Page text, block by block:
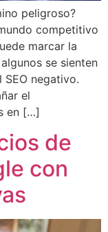
peligroso?
competitivo
marcar la
se sienten
negativo.
el
en […]
de
con